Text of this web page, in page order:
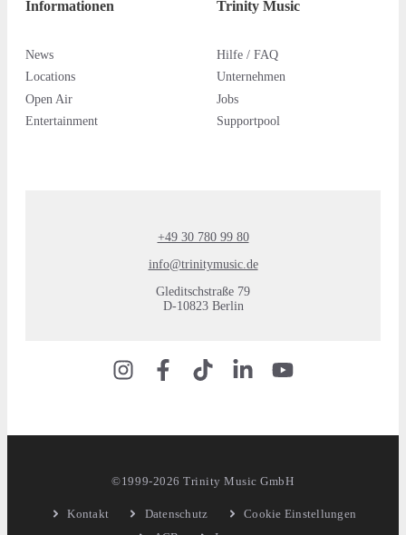
Informationen
News
Locations
Open Air
Entertainment
Trinity Music
Hilfe / FAQ
Unternehmen
Jobs
Supportpool
+49 30 780 99 80
info@trinitymusic.de
Gleditschstraße 79
D-10823 Berlin
©1999-2026 Trinity Music GmbH
Kontakt Datenschutz
Cookie Einstellungen